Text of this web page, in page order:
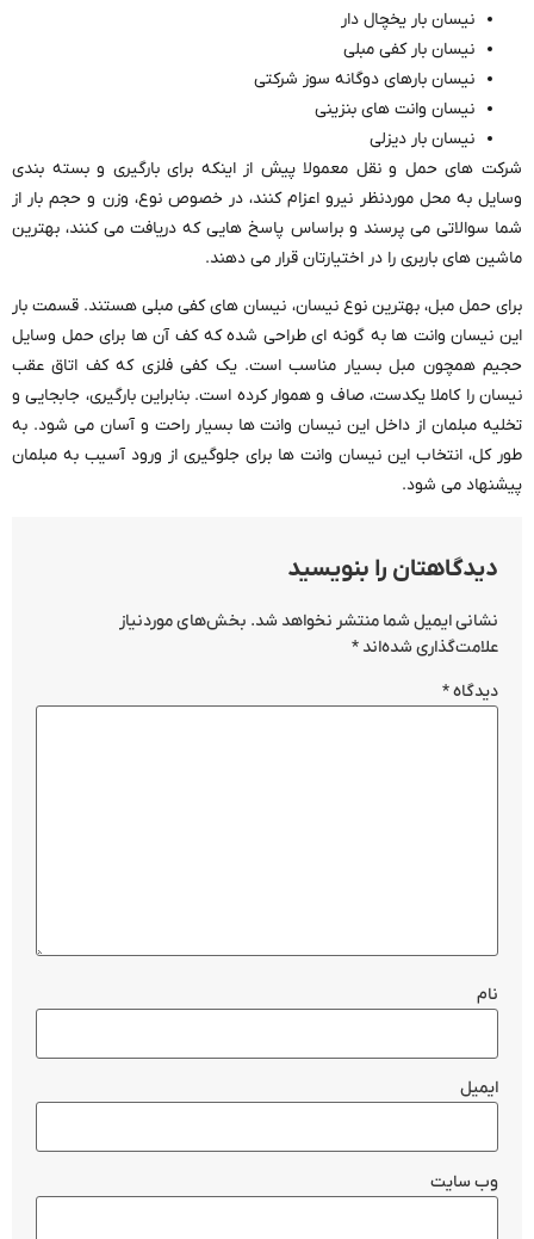
نیسان بار یخچال دار
نیسان بار کفی مبلی
نیسان بارهای دوگانه سوز شرکتی
نیسان وانت های بنزینی
نیسان بار دیزلی
شرکت های حمل و نقل معمولا پیش از اینکه برای بارگیری و بسته بندی
وسایل به محل موردنظر نیرو اعزام کنند، در خصوص نوع، وزن و حجم بار از
شما سوالاتی می پرسند و براساس پاسخ هایی که دریافت می کنند، بهترین
ماشین های باربری را در اختیارتان قرار می دهند.
برای حمل مبل، بهترین نوع نیسان، نیسان های کفی مبلی هستند. قسمت بار
این نیسان وانت ها به گونه ای طراحی شده که کف آن ها برای حمل وسایل
حجیم همچون مبل بسیار مناسب است. یک کفی فلزی که کف اتاق عقب
نیسان را کاملا یکدست، صاف و هموار کرده است. بنابراین بارگیری، جابجایی و
تخلیه مبلمان از داخل این نیسان وانت ها بسیار راحت و آسان می شود. به
طور کل، انتخاب این نیسان وانت ها برای جلوگیری از ورود آسیب به مبلمان
پیشنهاد می شود.
دیدگاهتان را بنویسید
نشانی ایمیل شما منتشر نخواهد شد. بخش‌های موردنیاز
علامت‌گذاری شده‌اند *
دیدگاه*
نام
ایمیل
وب‌ سایت